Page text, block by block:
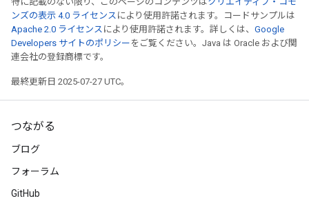
ンズの表示 4.0 ライセンス により使用許諾されます。コードサンプルは
Apache 2.0 ライセンス により使用許諾されます。詳しくは、 Google
Developers サイトのポリシー をご覧ください。Java は Oracle および関
連会社の登録商標です。
最終更新日 2025-07-27 UTC。
つながる
ブログ
フォーラム
GitHub